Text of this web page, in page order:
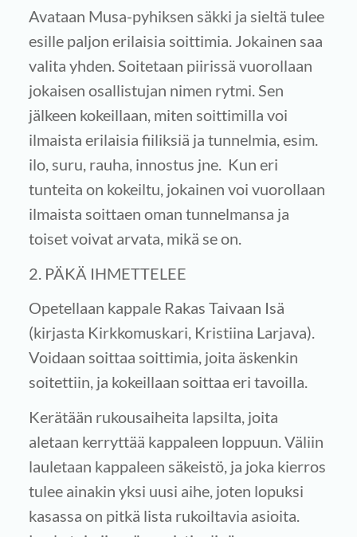
Avataan Musa-pyhiksen säkki ja sieltä tulee
esille paljon erilaisia soittimia. Jokainen saa
valita yhden. Soitetaan piirissä vuorollaan
jokaisen osallistujan nimen rytmi. Sen
jälkeen kokeillaan, miten soittimilla voi
ilmaista erilaisia fiiliksiä ja tunnelmia, esim.
ilo, suru, rauha, innostus jne. Kun eri
tunteita on kokeiltu, jokainen voi vuorollaan
ilmaista soittaen oman tunnelmansa ja
toiset voivat arvata, mikä se on.
2. PÄKÄ IHMETTELEE
Opetellaan kappale Rakas Taivaan Isä
(kirjasta Kirkkomuskari, Kristiina Larjava).
Voidaan soittaa soittimia, joita äskenkin
soitettiin, ja kokeillaan soittaa eri tavoilla.
Kerätään rukousaiheita lapsilta, joita
aletaan kerryttää kappaleen loppuun. Väliin
lauletaan kappaleen säkeistö, ja joka kierros
tulee ainakin yksi uusi aihe, joten lopuksi
kasassa on pitkä lista rukoiltavia asioita.